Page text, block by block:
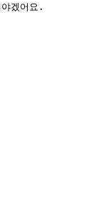
겠어요.